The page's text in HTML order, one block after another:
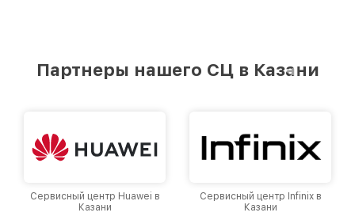
Партнеры нашего СЦ в Казани
Сервисный центр Infinix в
Казани
Сервисный центр Google в
Казани